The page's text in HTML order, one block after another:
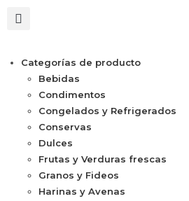
Categorías de producto
Bebidas
Condimentos
Congelados y Refrigerados
Conservas
Dulces
Frutas y Verduras frescas
Granos y Fideos
Harinas y Avenas